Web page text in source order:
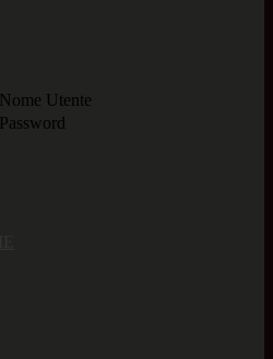
Nome Utente
Password